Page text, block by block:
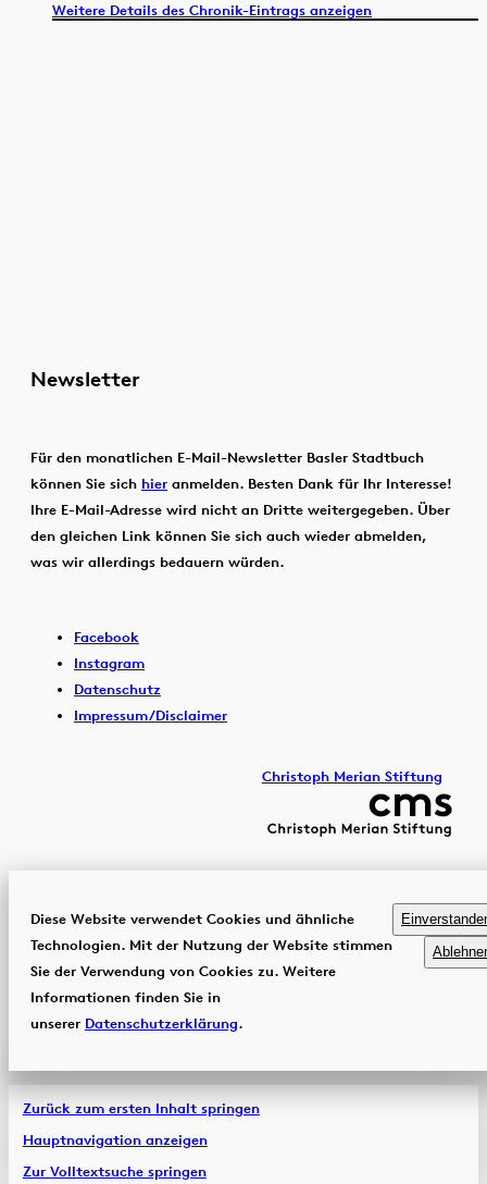
Weitere Details des Chronik-Eintrags anzeigen
Newsletter
Für den monatlichen E-Mail-Newsletter Basler Stadtbuch
können Sie sich hier anmelden. Besten Dank für Ihr Interesse!
Ihre E-Mail-Adresse wird nicht an Dritte weitergegeben. Über
den gleichen Link können Sie sich auch wieder abmelden,
was wir allerdings bedauern würden.
Facebook
Instagram
Datenschutz
Impressum/Disclaimer
Christoph Merian Stiftung
Diese Website verwendet Cookies und ähnliche
Technologien. Mit der Nutzung der Website stimmen
Sie der Verwendung von Cookies zu. Weitere
Informationen finden Sie in
unserer Datenschutzerklärung.
Zurück zum ersten Inhalt springen
Hauptnavigation anzeigen
Zur Volltextsuche springen